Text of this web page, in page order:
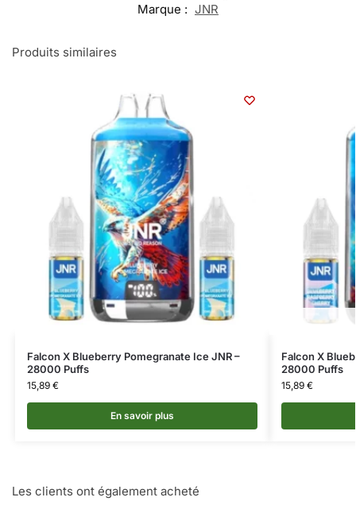
Marque : JNR
Produits similaires
Falcon X Blueberry Pomegranate Ice JNR –
28000 Puffs
15,89 €
En savoir plus
Falcon X
28000 Puffs
15,89 €
Les clients ont également acheté